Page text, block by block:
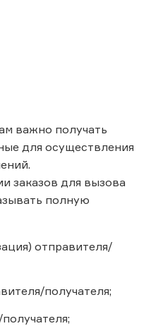
важно получать
для осуществления
заказов для вызова
полную
отправителя/
получателя;